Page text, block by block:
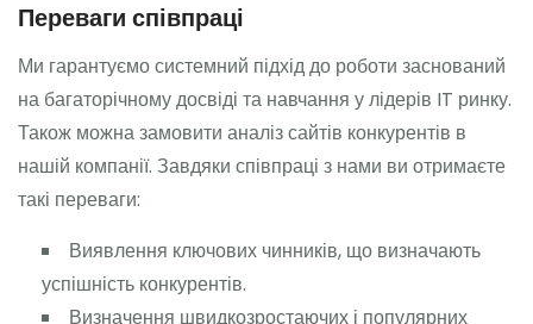
Переваги співпраці
Ми гарантуємо системний підхід до роботи заснований
на багаторічному досвіді та навчання у лідерів IT ринку.
Також можна замовити аналіз сайтів конкурентів в
нашій компанії. Завдяки співпраці з нами ви отримаєте
такі переваги:
Виявлення ключових чинників, що визначають
успішність конкурентів.
Визначення швидкозростаючих і популярних